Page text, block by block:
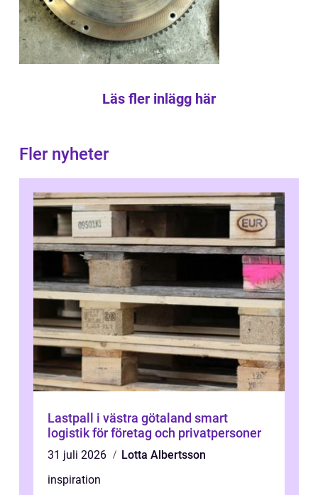
Läs fler inlägg här
Fler nyheter
Lastpall i västra götaland smart
logistik för företag och privatpersoner
31 juli 2026
Lotta Albertsson
inspiration